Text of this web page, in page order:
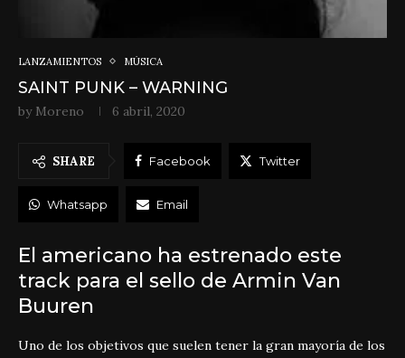
LANZAMIENTOS MÚSICA
SAINT PUNK – WARNING
by Moreno 6 abril, 2020
SHARE Facebook Twitter
Whatsapp Email
El americano ha estrenado este
track para el sello de Armin Van
Buuren
Uno de los objetivos que suelen tener la gran mayoría de los